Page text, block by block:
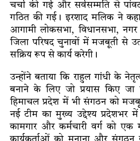
चर्चा की गई और सर्वसम्मति से
गठित की गई। इरशाद मलिक ने कहा
आगामी लोकसभा, विधानसभा,
जिला परिषद चुनावों में मजबूती से
सक्रिय रूप से कार्य करेगी।
उन्होंने बताया कि राहुल गांधी के
बनाने के लिए जो प्रयास किए जा
हिमाचल प्रदेश में भी संगठन को
नई टीम का मुख्य उद्देश्य प्रदेशभर
कामगार और कर्मचारी वर्ग को एक